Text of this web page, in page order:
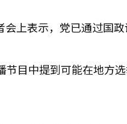
上表示，党已通过国
节目中提到可能在地方